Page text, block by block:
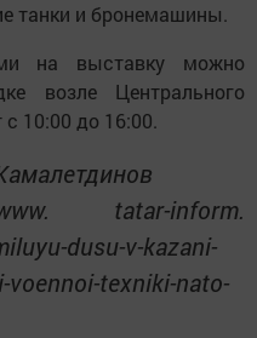
танки и бронемашины.
на выставку можно
возле Центрального
10:00 до 16:00.
tatar-inform.
dusu-v-kazani-
texniki-nato-